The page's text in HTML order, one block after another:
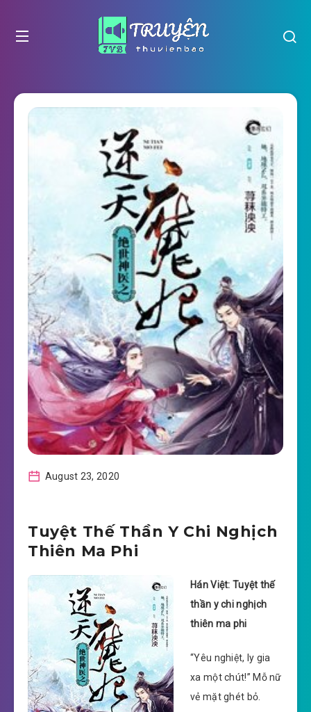
August 23, 2020
Tuyệt Thế Thần Y Chi Nghịch
Thiên Ma Phi
Hán Việt: Tuyệt thế
thần y chi nghịch
thiên ma phi
“Yêu nghiệt, ly gia
xa một chút!” Mỗ nữ
vẻ mặt ghét bỏ.